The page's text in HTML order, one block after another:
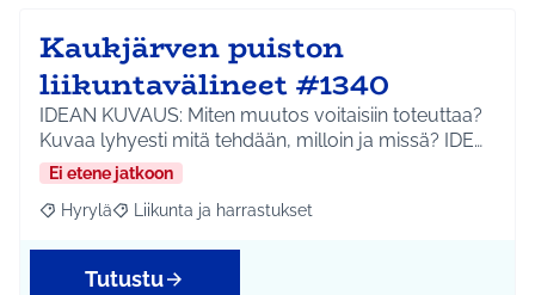
Kaukjärven puiston
liikuntavälineet #1340
IDEAN KUVAUS: Miten muutos voitaisiin toteuttaa?
Kuvaa lyhyesti mitä tehdään, milloin ja missä? IDE…
Ei etene jatkoon
Rajaa tulokset aihepiirin mukaan: Hyrylä
Hyrylä Rajaa tulokset teeman mukaan: Liikunta ja
Liikunta ja harrastukset
Tutustu